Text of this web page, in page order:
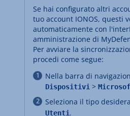
Se hai configurato altri
tuo account IONOS, questi
automaticamente con
amministrazione di
Per avviare la
procedi come segue:
Nella barra di
Dispositivi >
Seleziona il tipo
Utenti.